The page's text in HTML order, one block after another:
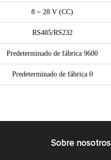
8 ~ 28 V (CC)
RS485/RS232
Predeterminado de fábrica 9600
Predeterminado de fábrica 0
Sobre nosotros